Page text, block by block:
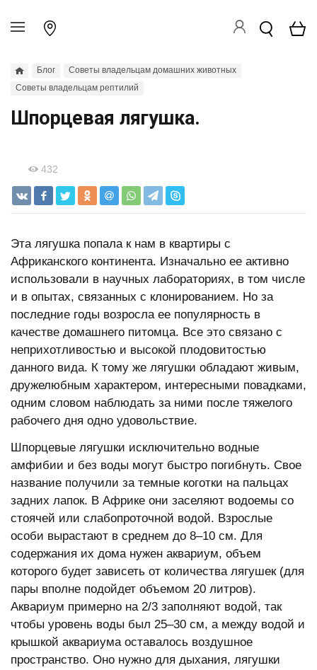
Блог
Советы владельцам домашних животных
Советы владельцам рептилий
Шпорцевая лягушка.
432
Эта лягушка попала к нам в квартиры с
Африканского континента. Изначально ее активно
использовали в научных лабораториях, в том числе
и в опытах, связанных с клонированием. Но за
последние годы возросла ее популярность в
качестве домашнего питомца. Все это связано с
неприхотливостью и высокой плодовитостью
данного вида. К тому же лягушки обладают живым,
дружелюбным характером, интересными повадками,
одним словом наблюдать за ними после тяжелого
рабочего дня одно удовольствие.
Шпорцевые лягушки исключительно водные
амфибии и без воды могут быстро погибнуть. Свое
название получили за темные коготки на пальцах
задних лапок. В Африке они заселяют водоемы со
стоячей или слабопроточной водой. Взрослые
особи вырастают в среднем до 8–10 см. Для
содержания их дома нужен аквариум, объем
которого будет зависеть от количества лягушек (для
пары вполне подойдет объемом 20 литров).
Аквариум примерно на 2/3 заполняют водой, так
чтобы уровень воды был 25–30 см, а между водой и
крышкой аквариума оставалось воздушное
пространство. Оно нужно для дыхания, лягушки